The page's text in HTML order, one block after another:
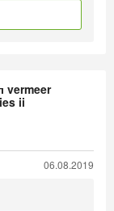
vermeer
ii
06.08.2019